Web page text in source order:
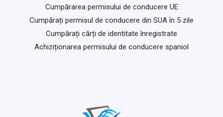
Cumpărarea permisului de conducere UE
Cumpărați permisul de conducere din SUA în 5 zile
Cumpărați cărți de identitate înregistrate
Achiziționarea permisului de conducere spaniol